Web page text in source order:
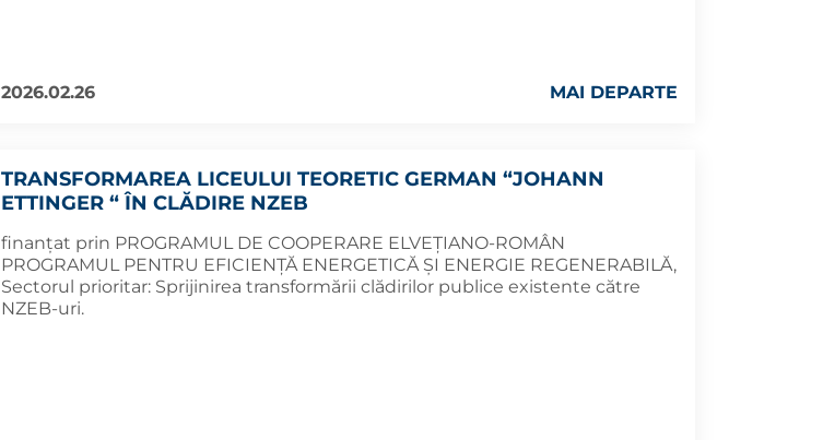
2026.02.26 MAI DEPARTE
TRANSFORMAREA LICEULUI TEORETIC GERMAN “JOHANN
ETTINGER “ ÎN CLĂDIRE NZEB
finanțat prin PROGRAMUL DE COOPERARE ELVEŢIANO-ROMÂN
PROGRAMUL PENTRU EFICIENŢĂ ENERGETICĂ ŞI ENERGIE REGENERABILĂ,
Sectorul prioritar: Sprijinirea transformării clădirilor publice existente către
NZEB-uri.